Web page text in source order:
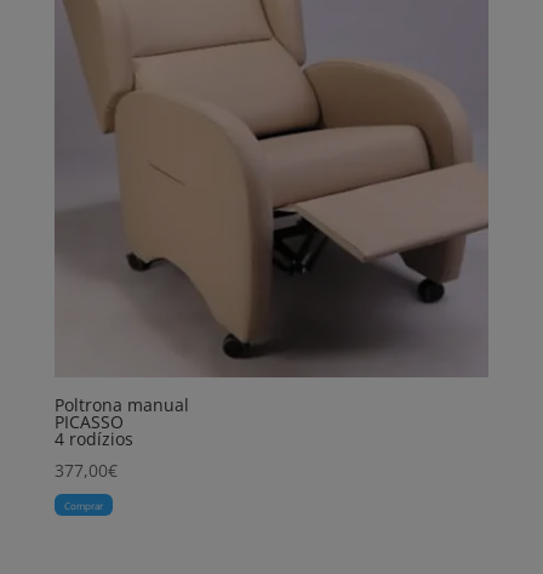
Poltrona manual
PICASSO
4 rodízios
377,00€
Comprar